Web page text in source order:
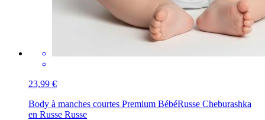
23,99 €
Body à manches courtes Premium BébéRusse Cheburashka
en Russe Russe